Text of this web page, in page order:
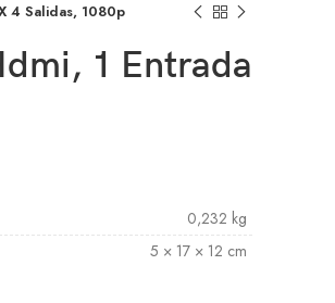
4 Salidas, 1080p
1 Entrada
0,232 kg
5 × 17 × 12 cm